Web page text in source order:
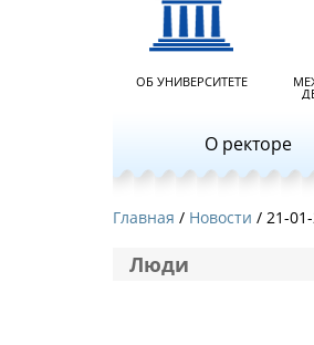
ОБ УНИВЕРСИТЕТЕ
О ректоре
Главная Новости / 21-
Люди